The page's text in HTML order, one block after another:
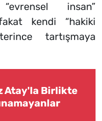
insan”
kendi “hakiki
tartışmaya
Atay'la Birlikte